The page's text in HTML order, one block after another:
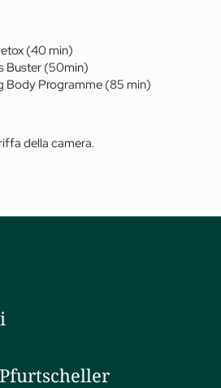
(40 min)
Buster (50min)
Body Programme (85 min)
della camera.